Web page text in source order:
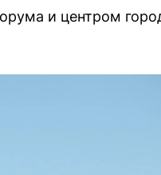
и центром